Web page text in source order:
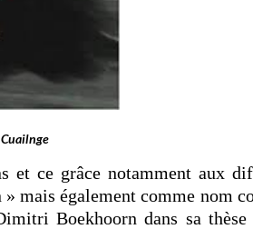
ce grâce notamment aux
mais également comme nom
Boekhoorn dans sa